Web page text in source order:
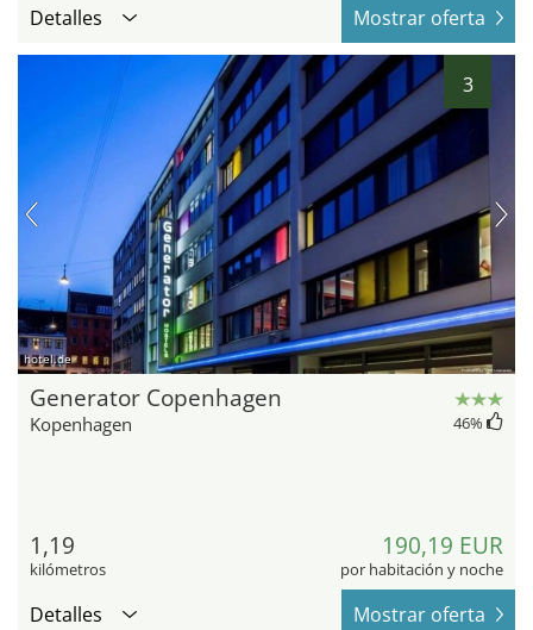
Detalles Mostrar oferta
3
hotel.de
Generator Copenhagen
Kopenhagen 46%
1,19
kilómetros
190,19 EUR
por habitación y noche
Detalles Mostrar oferta